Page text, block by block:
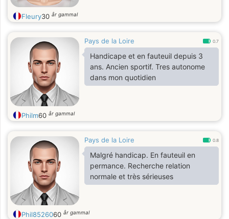
Fleury30 år gammal
Pays de la Loire 0.7
Handicape et en fauteuil depuis 3
ans. Ancien sportif. Tres autonome
dans mon quotidien
Philm60 år gammal
Pays de la Loire 0.8
Malgré handicap. En fauteuil en
permance. Recherche relation
normale et très sérieuses
Phil8526060 år gammal